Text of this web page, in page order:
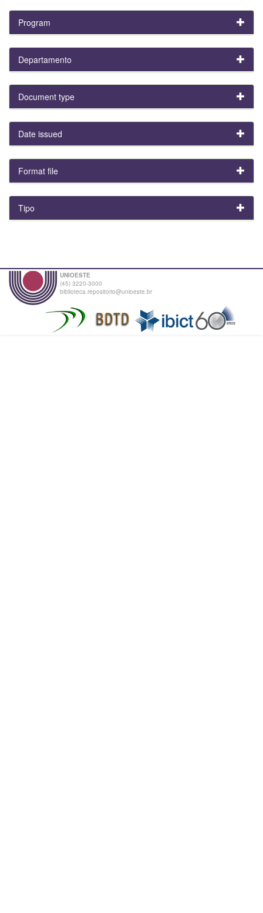
Program
Departamento
Document type
Date issued
Format file
Tipo
UNIOESTE
(45) 3220-3000
biblioteca.repositorio@unioeste.br